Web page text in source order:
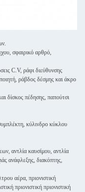
σφαιρικό αρθρό,
C.V, ράφι διεύθυνσης
ράβδος δέσμης και άκρο
πέδησης, παπούτσι
κύλινδρο κύκλου
αντλία καυσίμου, αντλία
ανάφλεξης, διακόπτης,
αέρα, πριονιστική
πριονιστική πριονιστική